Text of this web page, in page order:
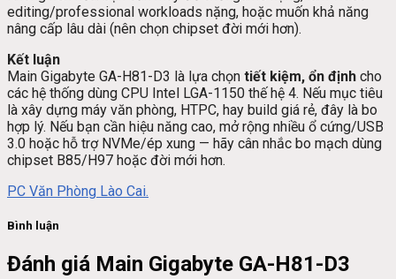
editing/professional workloads nặng, hoặc muốn khả năng
nâng cấp lâu dài (nên chọn chipset đời mới hơn).
Kết luận
Main Gigabyte GA-H81-D3 là lựa chọn tiết kiệm, ổn định cho
các hệ thống dùng CPU Intel LGA-1150 thế hệ 4. Nếu mục tiêu
là xây dựng máy văn phòng, HTPC, hay build giá rẻ, đây là bo
hợp lý. Nếu bạn cần hiệu năng cao, mở rộng nhiều ổ cứng/USB
3.0 hoặc hỗ trợ NVMe/ép xung — hãy cân nhắc bo mạch dùng
chipset B85/H97 hoặc đời mới hơn.
PC Văn Phòng Lào Cai.
Bình luận
Đánh giá Main Gigabyte GA-H81-D3